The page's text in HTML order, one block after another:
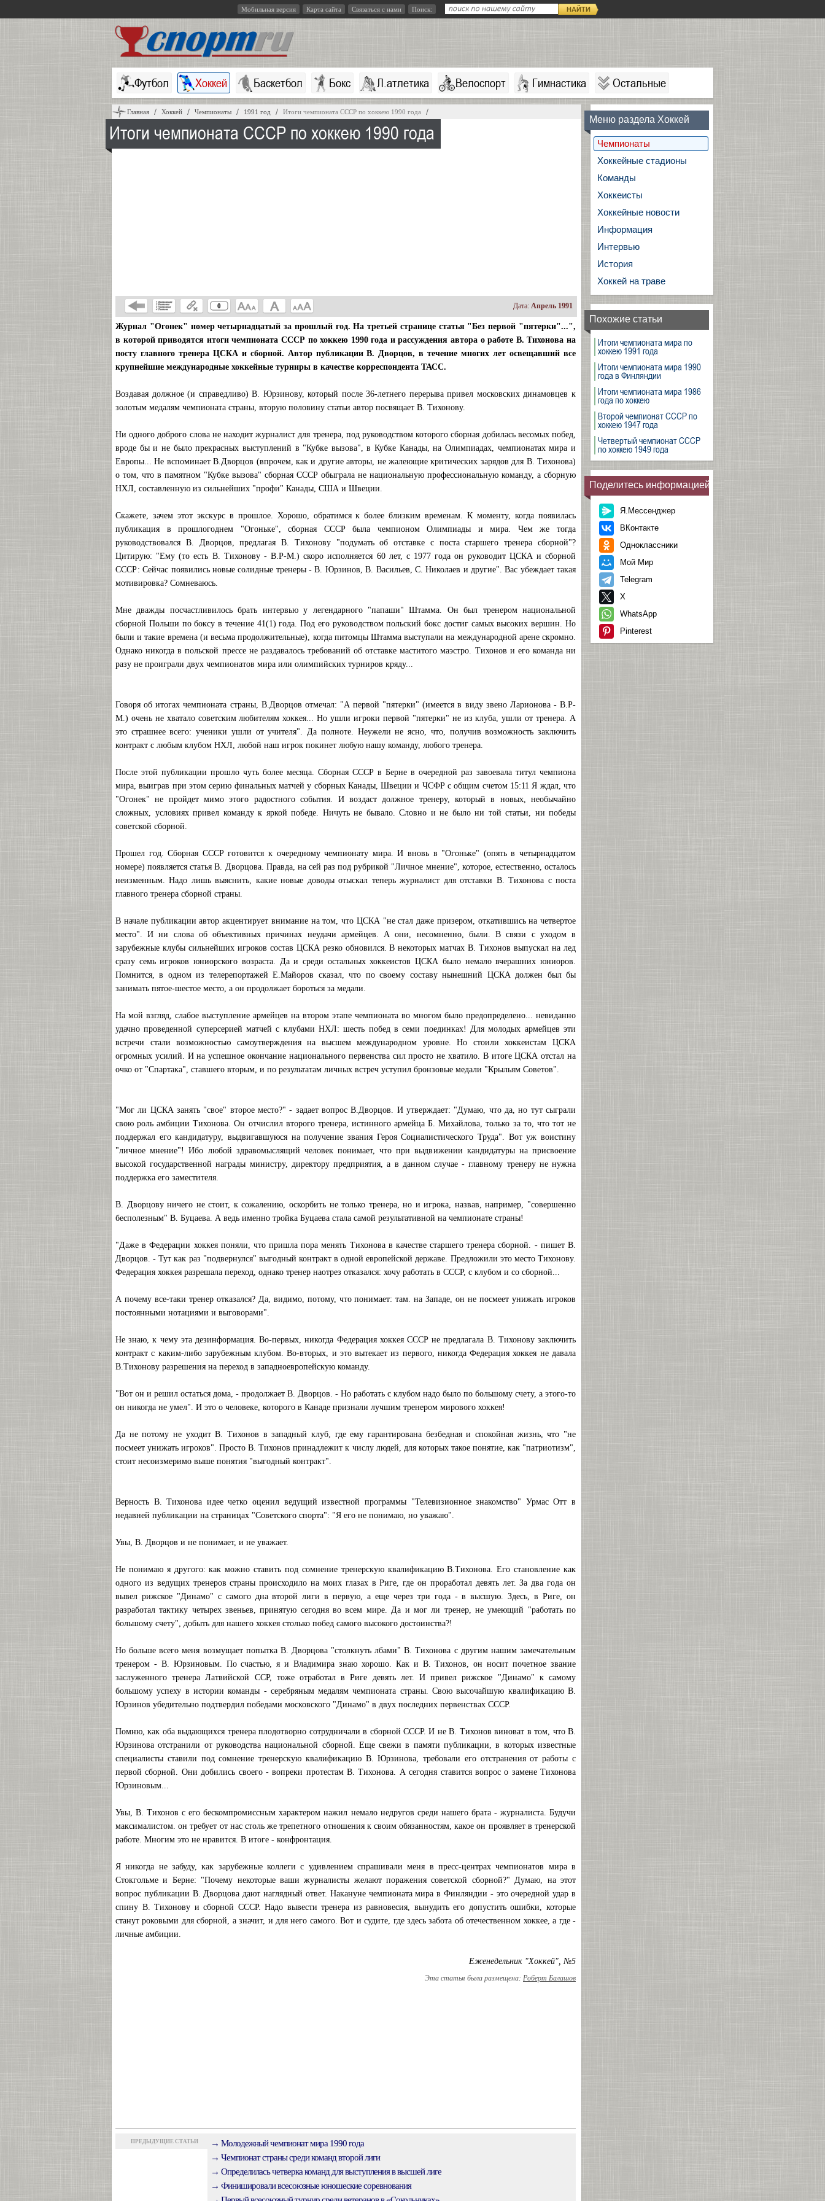
Мобильная версия Карта сайта Связаться с нами Поиск: НАЙТИ
Футбол Хоккей Баскетбол Бокс Л.атлетика Велоспорт Гимнастика Остальные
Главная Хоккей Чемпионаты 1991 год Итоги чемпионата СССР по хоккею 1990 года
Итоги чемпионата СССР по хоккею 1990 года
0 Дата: Апрель 1991
Журнал "Огонек" номер четырнадцатый за прошлый год. На третьей странице статья "Без первой "пятерки"...",
в которой приводятся итоги чемпионата СССР по хоккею 1990 года и рассуждения автора о работе В. Тихонова на
посту главного тренера ЦСКА и сборной. Автор публикации В. Дворцов, в течение многих лет освещавший все
крупнейшие международные хоккейные турниры в качестве корреспондента ТАСС.
Воздавая должное (и справедливо) В. Юрзинову, который после 36-летнего перерыва привел московских динамовцев к
золотым медалям чемпионата страны, вторую половину статьи автор посвящает В. Тихонову.
Ни одного доброго слова не находит журналист для тренера, под руководством которого сборная добилась весомых побед,
вроде бы и не было прекрасных выступлений в "Кубке вызова", в Кубке Канады, на Олимпиадах, чемпионатах мира и
Европы... Не вспоминает В.Дворцов (впрочем, как и другие авторы, не жалеющие критических зарядов для В. Тихонова)
о том, что в памятном "Кубке вызова" сборная СССР обыграла не национальную профессиональную команду, а сборную
НХЛ, составленную из сильнейших "профи" Канады, США и Швеции.
Скажете, зачем этот экскурс в прошлое. Хорошо, обратимся к более близким временам. К моменту, когда появилась
публикация в прошлогоднем "Огоньке", сборная СССР была чемпионом Олимпиады и мира. Чем же тогда
руководствовался В. Дворцов, предлагая В. Тихонову "подумать об отставке с поста старшего тренера сборной"?
Цитирую: "Ему (то есть В. Тихонову - В.Р-М.) скоро исполняется 60 лет, с 1977 года он руководит ЦСКА и сборной
СССР: Сейчас появились новые солидные тренеры - В. Юрзинов, В. Васильев, С. Николаев и другие". Вас убеждает такая
мотивировка? Сомневаюсь.
Мне дважды посчастливилось брать интервью у легендарного "папаши" Штамма. Он был тренером национальной
сборной Польши по боксу в течение 41(1) года. Под его руководством польский бокс достиг самых высоких вершин. Но
были и такие времена (и весьма продолжительные), когда питомцы Штамма выступали на международной арене скромно.
Однако никогда в польской прессе не раздавалось требований об отставке маститого маэстро. Тихонов и его команда ни
разу не проиграли двух чемпионатов мира или олимпийских турниров кряду...
Говоря об итогах чемпионата страны, В.Дворцов отмечал: "А первой "пятерки" (имеется в виду звено Ларионова - В.Р-
М.) очень не хватало советским любителям хоккея... Но ушли игроки первой "пятерки" не из клуба, ушли от тренера. А
это страшнее всего: ученики ушли от учителя". Да полноте. Неужели не ясно, что, получив возможность заключить
контракт с любым клубом НХЛ, любой наш игрок покинет любую нашу команду, любого тренера.
После этой публикации прошло чуть более месяца. Сборная СССР в Берне в очередной раз завоевала титул чемпиона
мира, выиграв при этом серию финальных матчей у сборных Канады, Швеции и ЧСФР с общим счетом 15:11 Я ждал, что
"Огонек" не пройдет мимо этого радостного события. И воздаст должное тренеру, который в новых, необычайно
сложных, условиях привел команду к яркой победе. Ничуть не бывало. Словно и не было ни той статьи, ни победы
советской сборной.
Прошел год. Сборная СССР готовится к очередному чемпионату мира. И вновь в "Огоньке" (опять в четырнадцатом
номере) появляется статья В. Дворцова. Правда, на сей раз под рубрикой "Личное мнение", которое, естественно, осталось
неизменным. Надо лишь выяснить, какие новые доводы отыскал теперь журналист для отставки В. Тихонова с поста
главного тренера сборной страны.
В начале публикации автор акцентирует внимание на том, что ЦСКА "не стал даже призером, откатившись на четвертое
место". И ни слова об объективных причинах неудачи армейцев. А они, несомненно, были. В связи с уходом в
зарубежные клубы сильнейших игроков состав ЦСКА резко обновился. В некоторых матчах В. Тихонов выпускал на лед
сразу семь игроков юниорского возраста. Да и среди остальных хоккеистов ЦСКА было немало вчерашних юниоров.
Помнится, в одном из телерепортажей Е.Майоров сказал, что по своему составу нынешний ЦСКА должен был бы
занимать пятое-шестое место, а он продолжает бороться за медали.
На мой взгляд, слабое выступление армейцев на втором этапе чемпионата во многом было предопределено... невиданно
удачно проведенной суперсерией матчей с клубами НХЛ: шесть побед в семи поединках! Для молодых армейцев эти
встречи стали возможностью самоутверждения на высшем международном уровне. Но стоили хоккеистам ЦСКА
огромных усилий. И на успешное окончание национального первенства сил просто не хватило. В итоге ЦСКА отстал на
очко от "Спартака", ставшего вторым, и по результатам личных встреч уступил бронзовые медали "Крыльям Советов".
"Мог ли ЦСКА занять "свое" второе место?" - задает вопрос В.Дворцов. И утверждает: "Думаю, что да, но тут сыграли
свою роль амбиции Тихонова. Он отчислил второго тренера, истинного армейца Б. Михайлова, только за то, что тот не
поддержал его кандидатуру, выдвигавшуюся на получение звания Героя Социалистического Труда". Вот уж воистину
"личное мнение"! Ибо любой здравомыслящий человек понимает, что при выдвижении кандидатуры на присвоение
высокой государственной награды министру, директору предприятия, а в данном случае - главному тренеру не нужна
поддержка его заместителя.
В. Дворцову ничего не стоит, к сожалению, оскорбить не только тренера, но и игрока, назвав, например, "совершенно
бесполезным" В. Буцаева. А ведь именно тройка Буцаева стала самой результативной на чемпионате страны!
"Даже в Федерации хоккея поняли, что пришла пора менять Тихонова в качестве старшего тренера сборной. - пишет В.
Дворцов. - Тут как раз "подвернулся" выгодный контракт в одной европейской державе. Предложили это место Тихонову.
Федерация хоккея разрешала переход, однако тренер наотрез отказался: хочу работать в СССР, с клубом и со сборной...
А почему все-таки тренер отказался? Да, видимо, потому, что понимает: там. на Западе, он не посмеет унижать игроков
постоянными нотациями и выговорами".
Не знаю, к чему эта дезинформация. Во-первых, никогда Федерация хоккея СССР не предлагала В. Тихонову заключить
контракт с каким-либо зарубежным клубом. Во-вторых, и это вытекает из первого, никогда Федерация хоккея не давала
В.Тихонову разрешения на переход в западноевропейскую команду.
"Вот он и решил остаться дома, - продолжает В. Дворцов. - Но работать с клубом надо было по большому счету, а этого-то
он никогда не умел". И это о человеке, которого в Канаде признали лучшим тренером мирового хоккея!
Да не потому не уходит В. Тихонов в западный клуб, где ему гарантирована безбедная и спокойная жизнь, что "не
посмеет унижать игроков". Просто В. Тихонов принадлежит к числу людей, для которых такое понятие, как "патриотизм",
стоит несоизмеримо выше понятия "выгодный контракт".
Верность В. Тихонова идее четко оценил ведущий известной программы "Телевизионное знакомство" Урмас Отт в
недавней публикации на страницах "Советского спорта": "Я его не понимаю, но уважаю".
Увы, В. Дворцов и не понимает, и не уважает.
Не понимаю я другого: как можно ставить под сомнение тренерскую квалификацию В.Тихонова. Его становление как
одного из ведущих тренеров страны происходило на моих глазах в Риге, где он проработал девять лет. За два года он
вывел рижское "Динамо" с самого дна второй лиги в первую, а еще через три года - в высшую. Здесь, в Риге, он
разработал тактику четырех звеньев, принятую сегодня во всем мире. Да и мог ли тренер, не умеющий "работать по
большому счету", добыть для нашего хоккея столько побед самого высокого достоинства?!
Но больше всего меня возмущает попытка В. Дворцова "столкнуть лбами" В. Тихонова с другим нашим замечательным
тренером - В. Юрзиновым. По счастью, я и Владимира знаю хорошо. Как и В. Тихонов, он носит почетное звание
заслуженного тренера Латвийской ССР, тоже отработал в Риге девять лет. И привел рижское "Динамо" к самому
большому успеху в истории команды - серебряным медалям чемпионата страны. Свою высочайшую квалификацию В.
Юрзинов убедительно подтвердил победами московского "Динамо" в двух последних первенствах СССР.
Помню, как оба выдающихся тренера плодотворно сотрудничали в сборной СССР. И не В. Тихонов виноват в том, что В.
Юрзинова отстранили от руководства национальной сборной. Еще свежи в памяти публикации, в которых известные
специалисты ставили под сомнение тренерскую квалификацию В. Юрзинова, требовали его отстранения от работы с
первой сборной. Они добились своего - вопреки протестам В. Тихонова. А сегодня ставится вопрос о замене Тихонова
Юрзиновым...
Увы, В. Тихонов с его бескомпромиссным характером нажил немало недругов среди нашего брата - журналиста. Будучи
максималистом. он требует от нас столь же трепетного отношения к своим обязанностям, какое он проявляет в тренерской
работе. Многим это не нравится. В итоге - конфронтация.
Я никогда не забуду, как зарубежные коллеги с удивлением спрашивали меня в пресс-центрах чемпионатов мира в
Стокгольме и Берне: "Почему некоторые ваши журналисты желают поражения советской сборной?" Думаю, на этот
вопрос публикации В. Дворцова дают наглядный ответ. Накануне чемпионата мира в Финляндии - это очередной удар в
спину В. Тихонову и сборной СССР. Надо вывести тренера из равновесия, вынудить его допустить ошибки, которые
станут роковыми для сборной, а значит, и для него самого. Вот и судите, где здесь забота об отечественном хоккее, а где -
личные амбиции.
Еженедельник "Хоккей", №5
Эта статья была размещена: Роберт Балашов
ПРЕДЫДУЩИЕ СТАТЬИ
→ Молодежный чемпионат мира 1990 года
→ Чемпионат страны среди команд второй лиги
→ Определилась четверка команд для выступления в высшей лиге
→ Финишировали всесоюзные юношеские соревнования
Меню раздела Хоккей
Чемпионаты
Хоккейные стадионы
Команды
Хоккеисты
Хоккейные новости
Информация
Интервью
История
Хоккей на траве
Похожие статьи
Итоги чемпионата мира по
хоккею 1991 года
Итоги чемпионата мира 1990
года в Финляндии
Итоги чемпионата мира 1986
года по хоккею
Второй чемпионат СССР по
хоккею 1947 года
Четвертый чемпионат СССР
по хоккею 1949 года
Поделитесь информацией
Я.Мессенджер
ВКонтакте
Одноклассники
Мой Мир
Telegram
X
WhatsApp
Pinterest